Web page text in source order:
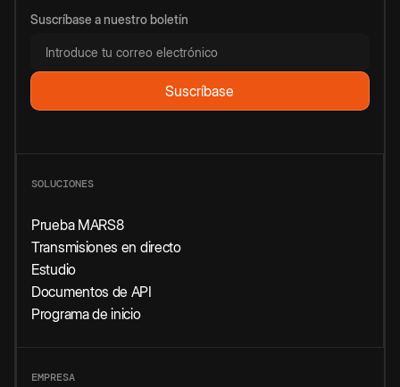
Suscríbase a nuestro boletín
SOLUCIONES
Prueba MARS8
Transmisiones en directo
Estudio
Documentos de API
Programa de inicio
EMPRESA